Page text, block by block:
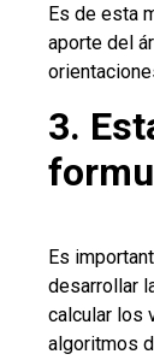
Es de esta
aporte del
3.
Es
desarrollar
calcular los
algoritmos